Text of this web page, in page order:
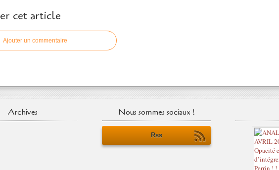
cet article
Ajouter un commentaire
Archives Nous sommes sociaux !
Rss